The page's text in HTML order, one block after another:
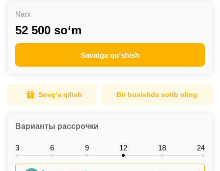
Narx
52 500 so‘m
Savatga qo‘shish
Sovg‘a qilish Bir bosishda sotib oling
Варианты рассрочки
3 6 9 12 18 24